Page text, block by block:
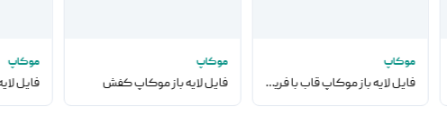
موکاپ
فایل لایه باز موکاپ قاب با فریم مشکی روی دیوار
موکاپ
فایل لایه باز موکاپ کفش
موکاپ